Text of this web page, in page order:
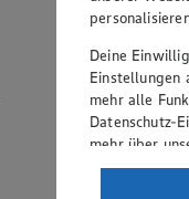
Deine
Einstellungen
mehr alle
Datenschutz-
mehr über
Verarbeitung